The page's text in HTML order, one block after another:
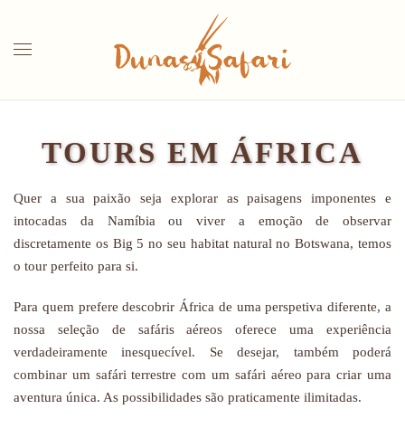
Saltar para o conteúdo principal
TOURS EM ÁFRICA
Quer a sua paixão seja explorar as paisagens imponentes e
intocadas da Namíbia ou viver a emoção de observar
discretamente os Big 5 no seu habitat natural no Botswana, temos
o tour perfeito para si.
Para quem prefere descobrir África de uma perspetiva diferente, a
nossa seleção de safáris aéreos oferece uma experiência
verdadeiramente inesquecível. Se desejar, também poderá
combinar um safári terrestre com um safári aéreo para criar uma
aventura única. As possibilidades são praticamente ilimitadas.